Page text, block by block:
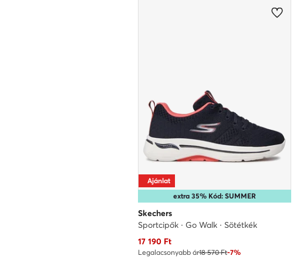
extra 35% Kód: SUMMER
Ajánlat
Skechers
Sportcipők · Go Walk · Sötétkék
Aktuális ár
17 190Ft
Legalacsonyabb ár18 570 Ft-7%